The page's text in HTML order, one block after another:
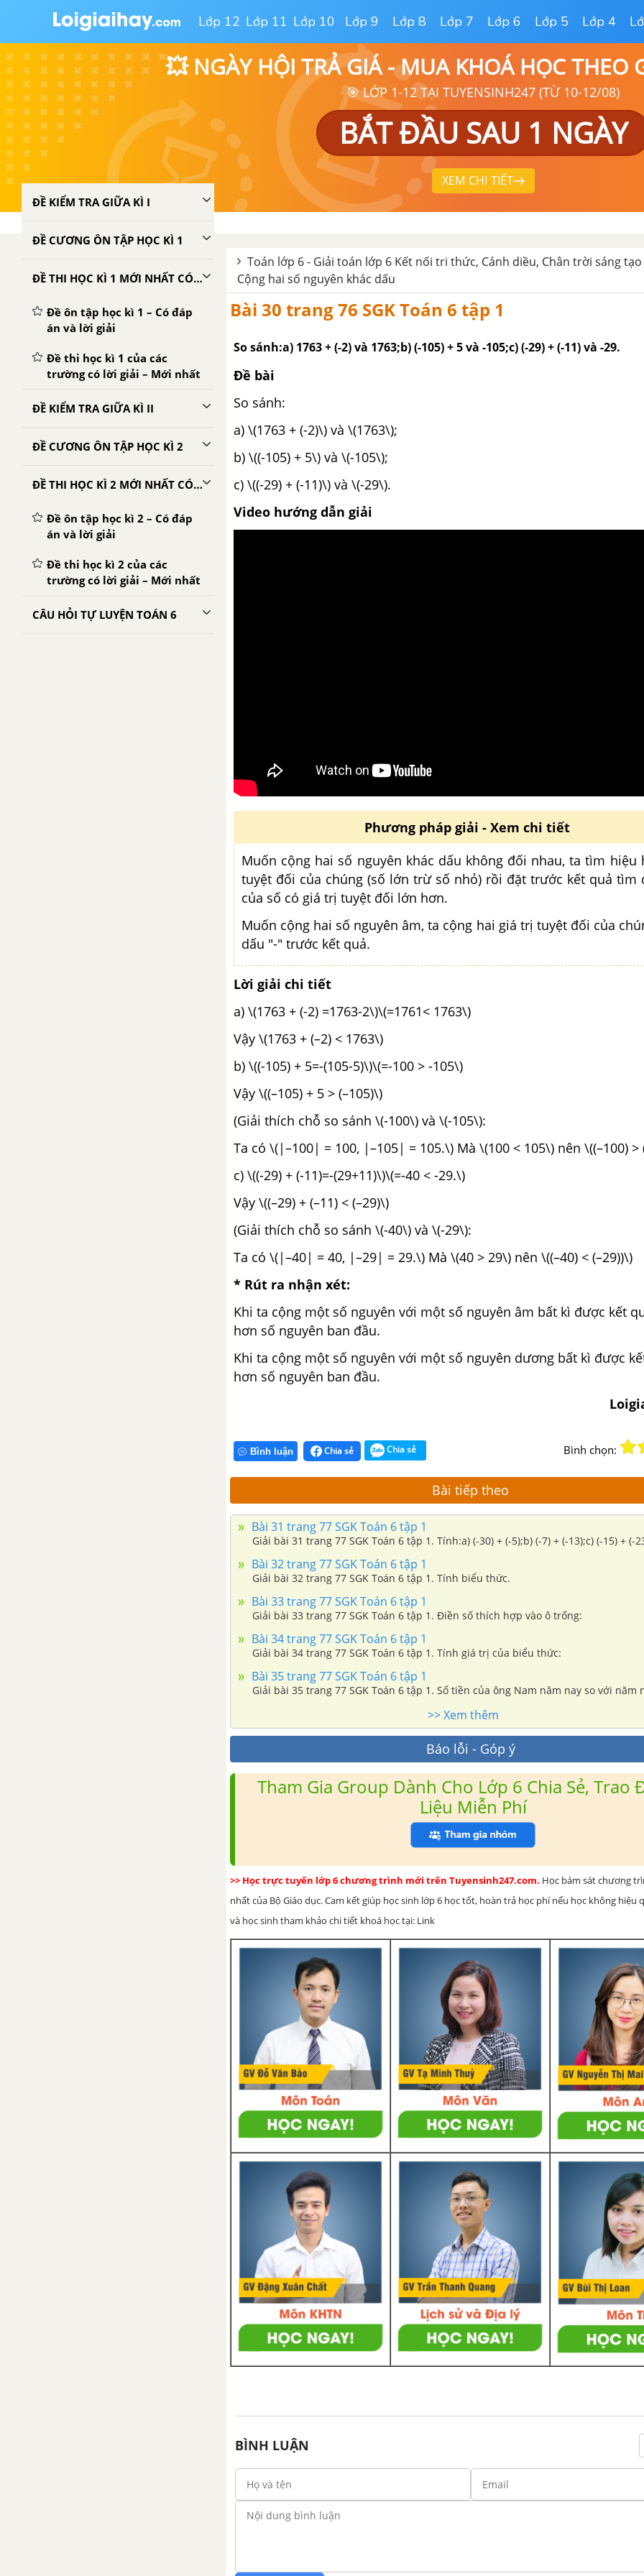
Lớp 12 Lớp 11 Lớp 10 Lớp 9 Lớp 8 Lớp 7 Lớp 6 Lớp 5 Lớp 4
💥 NGÀY HỘI TRẢ GIÁ - MUA KHOÁ HỌC THEO
🎯 LỚP 1-12 TẠI TUYENSINH247 (TỪ 10-12/08)
BẮT ĐẦU SAU 1 NGÀY
XEM CHI TIẾT
ĐỀ KIỂM TRA GIỮA KÌ I
ĐỀ CƯƠNG ÔN TẬP HỌC KÌ 1
ĐỀ THI HỌC KÌ 1 MỚI NHẤT CÓ LỜI GIẢI
Đề ôn tập học kì 1 – Có đáp
án và lời giải
Đề thi học kì 1 của các
trường có lời giải – Mới nhất
ĐỀ KIỂM TRA GIỮA KÌ II
ĐỀ CƯƠNG ÔN TẬP HỌC KÌ 2
ĐỀ THI HỌC KÌ 2 MỚI NHẤT CÓ LỜI GIẢI
Đề ôn tập học kì 2 – Có đáp
án và lời giải
Đề thi học kì 2 của các
trường có lời giải – Mới nhất
CÂU HỎI TỰ LUYỆN TOÁN 6
Toán lớp 6 - Giải toán lớp 6 Kết nối tri thức, Cánh diều, Chân trời sáng tạo
Cộng hai số nguyên khác dấu
Bài 30 trang 76 SGK Toán 6 tập 1
So sánh:a) 1763 + (-2) và 1763;b) (-105) + 5 và -105;c) (-29) + (-11) và -29.
Đề bài
So sánh:
a) \(1763 + (-2)\) và \(1763\);
b) \((-105) + 5\) và \(-105\);
c) \((-29) + (-11)\) và \(-29\).
Video hướng dẫn giải
Phương pháp giải - Xem chi tiết
Muốn cộng hai số nguyên khác dấu không đối nhau, ta tìm hiệu
tuyệt đối của chúng (số lớn trừ số nhỏ) rồi đặt trước kết quả tìm
của số có giá trị tuyệt đối lớn hơn.
Muốn cộng hai số nguyên âm, ta cộng hai giá trị tuyệt đối của
dấu "-" trước kết quả.
Lời giải chi tiết
a) \(1763 + (-2) =1763-2\)\(=1761< 1763\)
Vậy \(1763 + (–2) < 1763\)
b) \((-105) + 5=-(105-5)\)\(=-100 > -105\)
Vậy \((–105) + 5 > (–105)\)
(Giải thích chỗ so sánh \(-100\) và \(-105\):
Ta có \(|–100| = 100, |–105| = 105.\) Mà \(100 < 105\) nên \((–100) >
c) \((-29) + (-11)=-(29+11)\)\(=-40 < -29.\)
Vậy \((–29) + (–11) < (–29)\)
(Giải thích chỗ so sánh \(-40\) và \(-29\):
Ta có \(|–40| = 40, |–29| = 29.\) Mà \(40 > 29\) nên \((–40) < (–29))\)
* Rút ra nhận xét:
Khi ta cộng một số nguyên với một số nguyên âm bất kì được kết
hơn số nguyên ban đầu.
Khi ta cộng một số nguyên với một số nguyên dương bất kì được
hơn số nguyên ban đầu.
Bình luận Chia sẻ Chia sẻ Bình chọn:
Bài tiếp theo
Bài 31 trang 77 SGK Toán 6 tập 1
Giải bài 31 trang 77 SGK Toán 6 tập 1. Tính:a) (-30) + (-5);b) (-7) + (-13);c) (-15) + (-
Bài 32 trang 77 SGK Toán 6 tập 1
Giải bài 32 trang 77 SGK Toán 6 tập 1. Tính biểu thức.
Bài 33 trang 77 SGK Toán 6 tập 1
Giải bài 33 trang 77 SGK Toán 6 tập 1. Điền số thích hợp vào ô trống:
Bài 34 trang 77 SGK Toán 6 tập 1
Giải bài 34 trang 77 SGK Toán 6 tập 1. Tính giá trị của biểu thức:
Bài 35 trang 77 SGK Toán 6 tập 1
Giải bài 35 trang 77 SGK Toán 6 tập 1. Số tiền của ông Nam năm nay so với năm
>> Xem thêm
Báo lỗi - Góp ý
Tham Gia Group Dành Cho Lớp 6 Chia Sẻ, Trao
Liệu Miễn Phí
>> Học trực tuyến lớp 6 chương trình mới trên Tuyensinh247.com. Học bám sát chương
nhất của Bộ Giáo dục. Cam kết giúp học sinh lớp 6 học tốt, hoàn trả học phí nếu học không hiệu
và học sinh tham khảo chi tiết khoá học tại: Link
BÌNH LUẬN